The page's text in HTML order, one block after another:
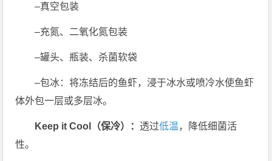
–真空包装
–充氮、二氧化氮包装
–罐头、瓶装、杀菌软袋
–包冰：将冻结后的鱼虾，浸于冰水或喷冷水使鱼虾
体外包一层或多层冰。
Keep it Cool（保冷）： 透过低温，降低细菌活
性。